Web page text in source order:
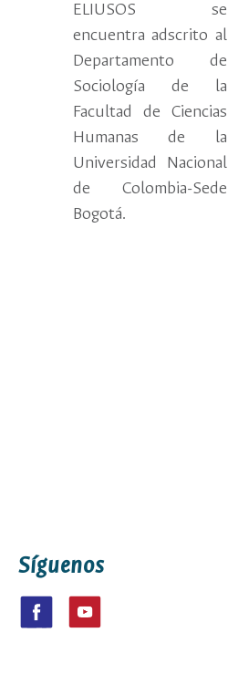
ELIUSOS se
encuentra adscrito al
Departamento de
Sociología de la
Facultad de Ciencias
Humanas de la
Universidad Nacional
de Colombia-Sede
Bogotá.
Síguenos